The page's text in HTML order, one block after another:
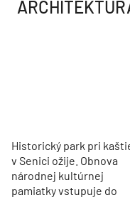
Historický park pri
v Senici ožije. Obnova
národnej kultúrnej
pamiatky vstupuje do